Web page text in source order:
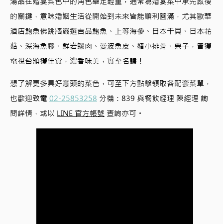
的關鍵，意味婚姻生活從開始到未來皆能順利圓滿，尤其歐華
酒店鮑魚佛跳牆嚴選吉品鮑魚、上等海參、日本干貝、日本花
菇、深海魚膠、鮮岩螺肉、曼波魚皮、豬小排骨、栗子，曾獲
電視台頒獲佳賞，濃香味美，實至名歸！
想了解更多具好意頭的菜色，可至下方點擊領取各配套菜單，
也歡迎致電 02-25853258 分機：839 與餐飲經理 陳經理 詢
問詳情，或以 LINE 官方帳號 查詢亦可。